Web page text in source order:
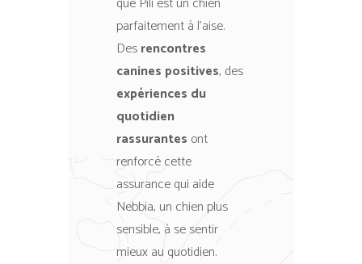
parfaitement à l’aise.
Desrencontres
canines positives, des
expériences du
quotidien
rassurantes ont
renforcé cette
assurance qui aide
Nebbia, un chien plus
sensible, à se sentir
mieux au quotidien.